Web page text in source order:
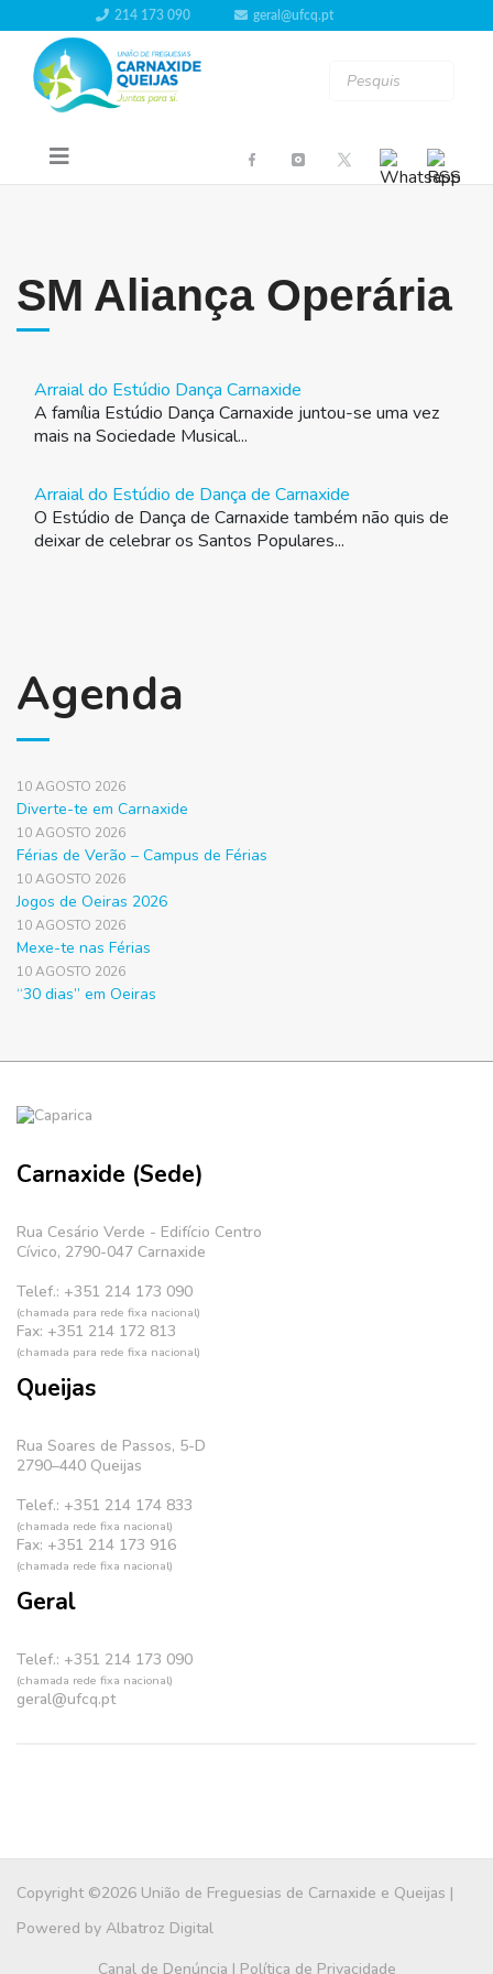
214 173 090 geral@ufcq.pt
SM Aliança Operária
Arraial do Estúdio Dança Carnaxide
A família Estúdio Dança Carnaxide juntou-se uma vez
mais na Sociedade Musical...
Arraial do Estúdio de Dança de Carnaxide
O Estúdio de Dança de Carnaxide também não quis de
deixar de celebrar os Santos Populares...
Agenda
10 AGOSTO 2026
Diverte-te em Carnaxide
10 AGOSTO 2026
Férias de Verão – Campus de Férias
10 AGOSTO 2026
Jogos de Oeiras 2026
10 AGOSTO 2026
Mexe-te nas Férias
10 AGOSTO 2026
“30 dias” em Oeiras
Carnaxide (Sede)
Rua Cesário Verde - Edifício Centro
Cívico, 2790-047 Carnaxide
Telef.: +351 214 173 090
(chamada para rede fixa nacional)
Fax: +351 214 172 813
(chamada para rede fixa nacional)
Queijas
Rua Soares de Passos, 5-D
2790–440 Queijas
Telef.: +351 214 174 833
(chamada rede fixa nacional)
Fax: +351 214 173 916
(chamada rede fixa nacional)
Geral
Telef.: +351 214 173 090
(chamada rede fixa nacional)
geral@ufcq.pt
Copyright ©2026 União de Freguesias de Carnaxide e Queijas |
Powered by Albatroz Digital
Canal de Denúncia | Política de Privacidade